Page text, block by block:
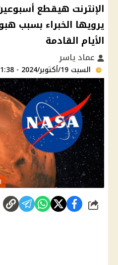
الإنترنت هيقطع
يرويها الخبراء بسبب
الأيام القادمة
عماد ياسر
السبت 19/أكتوبر/2024 - 11:38 م
شارك